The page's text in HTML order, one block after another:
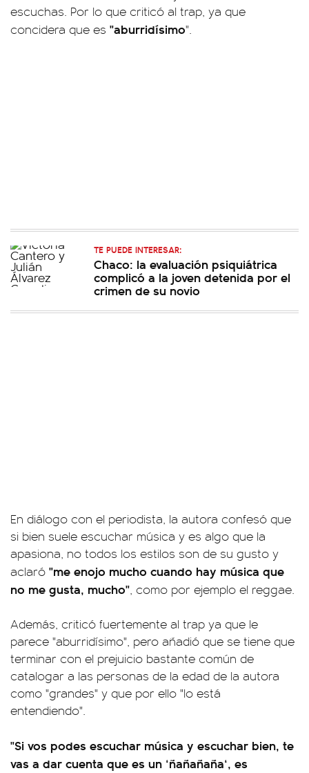
escuchas. Por lo que criticó al trap, ya que
concidera que es "aburridísimo".
TE PUEDE INTERESAR:
Chaco: la evaluación psiquiátrica
complicó a la joven detenida por el
crimen de su novio
En diálogo con el periodista, la autora confesó que
si bien suele escuchar música y es algo que la
apasiona, no todos los estilos son de su gusto y
aclaró "me enojo mucho cuando hay música que
no me gusta, mucho", como por ejemplo el reggae.
Además, criticó fuertemente al trap ya que le
parece "aburridísimo", pero añadió que se tiene que
terminar con el prejuicio bastante común de
catalogar a las personas de la edad de la autora
como "grandes" y que por ello "lo está
entendiendo".
"Si vos podes escuchar música y escuchar bien, te
vas a dar cuenta que es un ‘ñañañaña‘, es